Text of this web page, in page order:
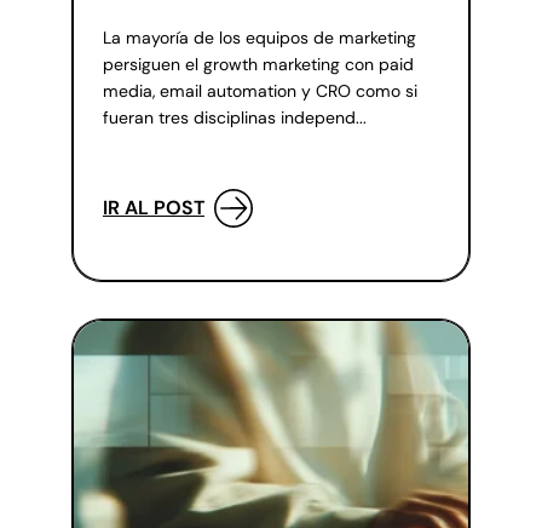
La mayoría de los equipos de marketing
persiguen el growth marketing con paid
media, email automation y CRO como si
fueran tres disciplinas independ...
IR AL POST